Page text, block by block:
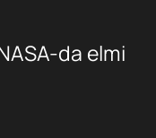
da elmi